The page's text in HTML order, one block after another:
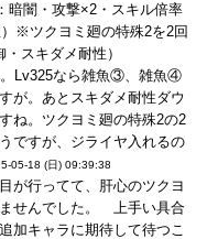
暗闇・攻撃×2・スキル倍率
※ツクヨミ廻の特殊2を2回
スキダメ耐性）
。Lv325なら雑魚③、雑魚④
が。あとスキダメ耐性ダウ
ね。ツクヨミ廻の特殊2の2
ですが、ジライヤ入れるの
05-18 (日) 09:39:38
が行ってて、肝心のツクヨ
せんでした。 上手い具合
加キャラに期待して待つこ